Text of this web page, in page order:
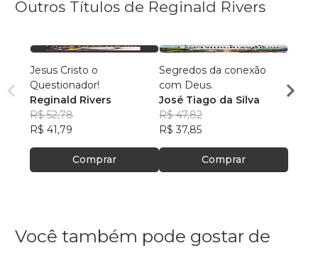
Outros Títulos de Reginald Rivers
Jesus Cristo o
Questionador!
Reginald Rivers
R$ 52,78
R$ 41,79
Comprar
Segredos da conexão
com Deus.
José Tiago da Silva
R$ 47,82
R$ 37,85
Comprar
José
R$
Você também pode gostar de